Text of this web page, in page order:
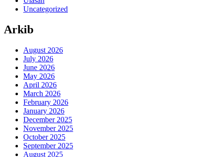
Uncategorized
Arkib
August 2026
July 2026
June 2026
May 2026
April 2026
March 2026
February 2026
January 2026
December 2025
November 2025
October 2025
September 2025
August 2025